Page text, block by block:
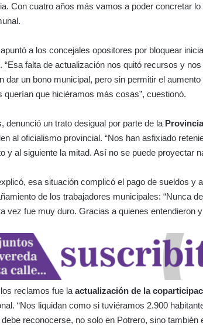
Con cuatro años más vamos a poder concretar
a los concejales opositores por bloquear
. “Esa falta de actualización nos quitó recursos y
dar un bono municipal, pero sin permitir el
querían que hiciéramos más cosas”, cuestionó.
denunció un trato desigual por parte de la
al oficialismo provincial. “Nos han asfixiado
y al siguiente la mitad. Así no se puede proyectar
esa situación complicó el pago de sueldos y
de los trabajadores municipales: “Nunca
vez fue muy duro. Gracias a quienes entendieron y
reclamos fue laactualización de la
“Nos liquidan como si tuviéramos 2.900
debe reconocerse, no solo en Potrero, sino también